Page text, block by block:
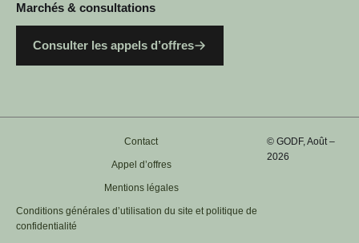
Marchés & consultations
Consulter les appels d’offres
Contact
Appel d’offres
Mentions légales
Conditions générales d’utilisation du site et politique de
confidentialité
© GODF, Août –
2026